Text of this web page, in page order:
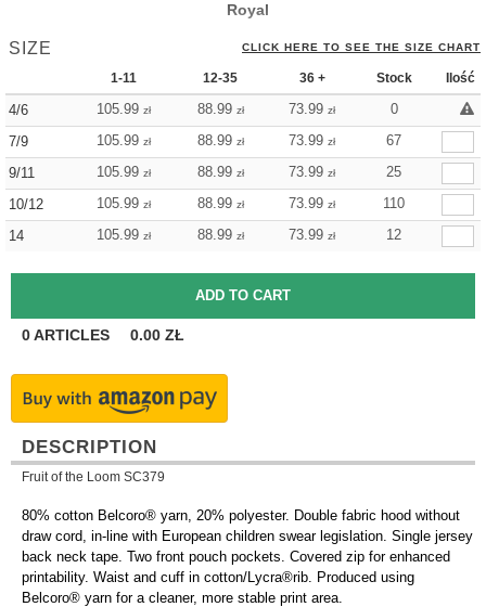
Royal
SIZE CLICK HERE TO SEE THE SIZE CHART
1-11 12-35 36 + Stock Ilość
4/6 105.99 zł 88.99 zł 73.99 zł
0
7/9
105.99 zł 88.99 zł 73.99 zł
67
9/11
105.99 zł 88.99 zł 73.99 zł
25
10/12
105.99 zł 88.99 zł 73.99 zł
110
14
105.99 zł 88.99 zł 73.99 zł 12
0ARTICLES 0.00 ZŁ
DESCRIPTION
Fruit of the Loom SC379
80% cotton Belcoro® yarn, 20% polyester. Double fabric hood without
draw cord, in-line with European children swear legislation. Single jersey
back neck tape. Two front pouch pockets. Covered zip for enhanced
printability. Waist and cuff in cotton/Lycra®rib. Produced using
Belcoro® yarn for a cleaner, more stable print area.